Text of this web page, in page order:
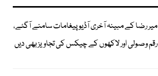
میر رضا کے مبینہ آخری آڈیو پیغامات سامنے آگئے،
رقم وصولی اور لاکھوں کے چیکس کی تجاویز بھی دیں